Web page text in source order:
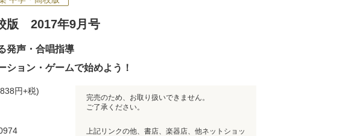
版 2017年9月号
発声・合唱指導
ョン・ゲームで始めよう！
円+税)
完売のため、お取り扱いできません。
ご了承ください。
上記リンクの他、書店、楽器店、他ネットショッ